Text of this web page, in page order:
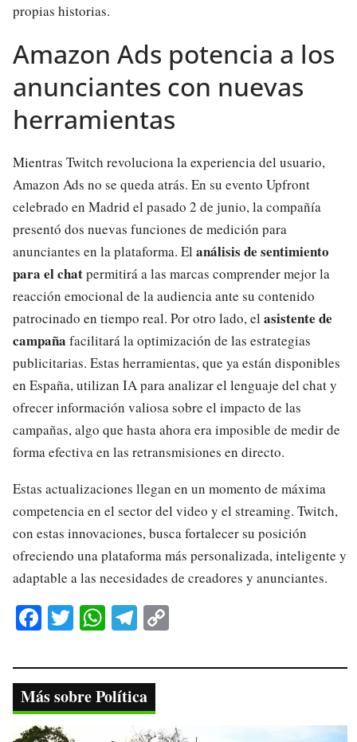
propias historias.
Amazon Ads potencia a los
anunciantes con nuevas
herramientas
Mientras Twitch revoluciona la experiencia del usuario,
Amazon Ads no se queda atrás. En su evento Upfront
celebrado en Madrid el pasado 2 de junio, la compañía
presentó dos nuevas funciones de medición para
anunciantes en la plataforma. El análisis de sentimiento
para el chatpermitirá a las marcas comprender mejor la
reacción emocional de la audiencia ante su contenido
patrocinado en tiempo real. Por otro lado, el asistente de
campaña facilitará la optimización de las estrategias
publicitarias. Estas herramientas, que ya están disponibles
en España, utilizan IA para analizar el lenguaje del chat y
ofrecer información valiosa sobre el impacto de las
campañas, algo que hasta ahora era imposible de medir de
forma efectiva en las retransmisiones en directo.
Estas actualizaciones llegan en un momento de máxima
competencia en el sector del video y el streaming. Twitch,
con estas innovaciones, busca fortalecer su posición
ofreciendo una plataforma más personalizada, inteligente y
adaptable a las necesidades de creadores y anunciantes.
Fa
bo
ok
T
tte
r
W
ts
A
pp
Te
gr
a
m
y
nk
Más sobre Política